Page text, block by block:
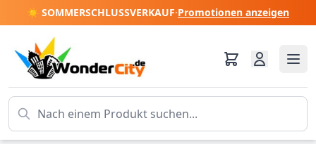
☀️ SOMMERSCHLUSSVERKAUF·Promotionen anzeigen